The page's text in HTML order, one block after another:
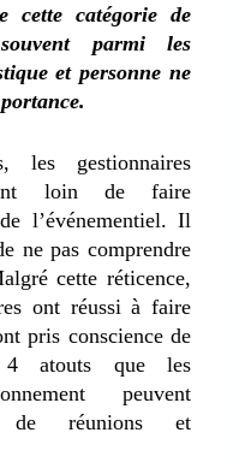
cette catégorie de
parmi les
et personne ne
gestionnaires
loin de faire
l’événementiel. Il
ne pas comprendre
cette réticence,
ont réussi à faire
pris conscience de
atouts que les
peuvent
de réunions et